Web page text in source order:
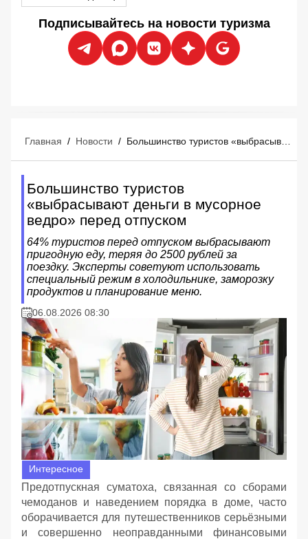
Подписывайтесь на новости туризма
Главная / Новости /
Большинство туристов
«выбрасывают деньги в мусорное
ведро» перед отпуском
64% туристов перед отпуском выбрасывают
пригодную еду, теряя до 2500 рублей за
поездку. Эксперты советуют использовать
специальный режим в холодильнике, заморозку
продуктов и планирование меню.
06.08.2026 08:30
Интересное
Предотпускная суматоха, связанная со сборами
чемоданов и наведением порядка в доме, часто
оборачивается для путешественников серьёзными
и совершенно неоправданными финансовыми